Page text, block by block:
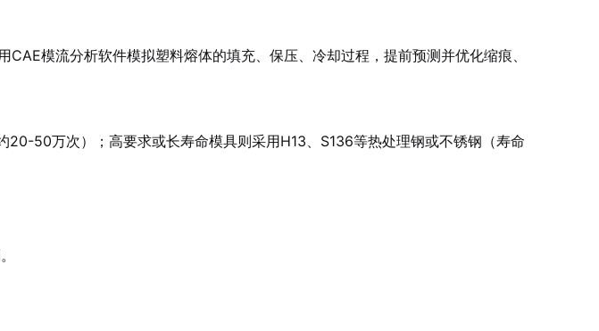
模流分析软件模拟塑料熔体的填充、保压、冷却过程，提前预测并优化缩痕、
50万次）；高要求或长寿命模具则采用H13、S136等热处理钢或不锈钢（寿命